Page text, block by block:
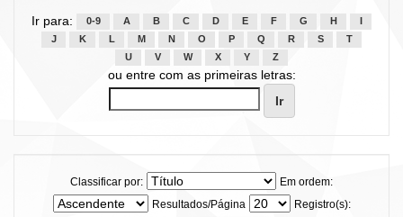
Ir para: 0-9 A B C D E F G H
J
K L M N O P Q R S
T
U
V W X Y Z
ou entre com as primeiras letras:
Classificar por:
Em ordem:
Resultados/Página
Registro(s):